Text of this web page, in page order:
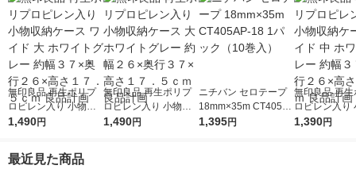
無印良品 再生ポリプ
ロピレン入り 小物収
納ケース ワイド 大 ホ
７．５ｃｍ 良品計画
1,490円
無印良品 再生ポリプ
ロピレン入り 小物収
納ケース 大 ホワイト
1,490円
ニチバン セロテープ
18mm×35m CT405A
P-18 1パック（10巻
1,395円
無印良品 再生
ロピレン入り
納ケース ワイ
1,390円
最近見た商品